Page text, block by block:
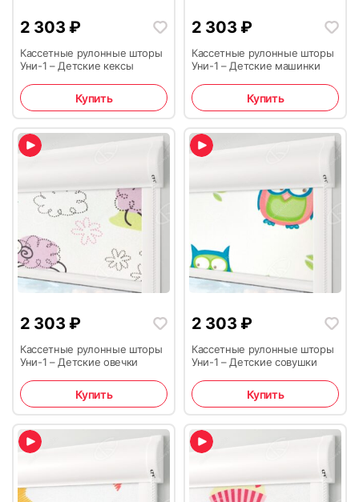
2 303 ₽
Кассетные рулонные шторы
Уни-1 – Детские кексы
Купить
2 303 ₽
Кассетные рулонные шторы
Уни-1 – Детские машинки
Купить
2 303 ₽
Кассетные рулонные шторы
Уни-1 – Детские овечки
Купить
2 303 ₽
Кассетные рулонные шторы
Уни-1 – Детские совушки
Купить